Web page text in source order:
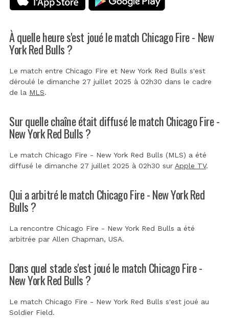
À quelle heure s'est joué le match Chicago Fire - New
York Red Bulls ?
Le match entre Chicago Fire et New York Red Bulls s'est
déroulé le dimanche 27 juillet 2025 à 02h30 dans le cadre
de la MLS.
Sur quelle chaîne était diffusé le match Chicago Fire -
New York Red Bulls ?
Le match Chicago Fire - New York Red Bulls (MLS) a été
diffusé le dimanche 27 juillet 2025 à 02h30 sur Apple TV.
Qui a arbitré le match Chicago Fire - New York Red
Bulls ?
La rencontre Chicago Fire - New York Red Bulls a été
arbitrée par Allen Chapman, USA.
Dans quel stade s'est joué le match Chicago Fire -
New York Red Bulls ?
Le match Chicago Fire - New York Red Bulls s'est joué au
Soldier Field.